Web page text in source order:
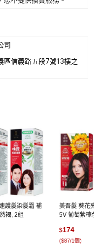
司
區信義路五段7號13樓之
護髮染髮霜 補
褐, 2組
美吾髮 葵花亮
5V 葡萄紫棕色,
$174
($87/1個)